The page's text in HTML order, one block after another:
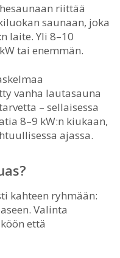
riittää
saunaan, joka
laite. Yli 8–10
tai enemmän.
vanha lautasauna
– sellaisessa
8–9 kW:n kiukaan,
ajassa.
kahteen ryhmään:
Valinta
että